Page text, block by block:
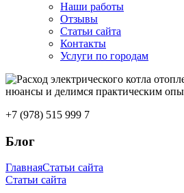
Наши работы
Отзывы
Статьи сайта
Контакты
Услуги по городам
+7 (978) 515 999 7
Блог
ГлавнаяСтатьи сайта
Статьи сайта